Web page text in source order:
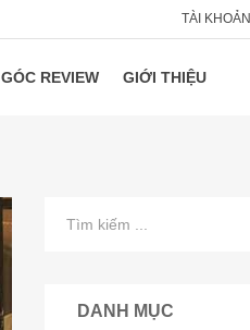
TÀI KHOẢN
GÓC REVIEW GIỚI THIỆU
DANH MỤC